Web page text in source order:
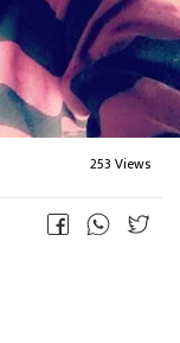
253 Views